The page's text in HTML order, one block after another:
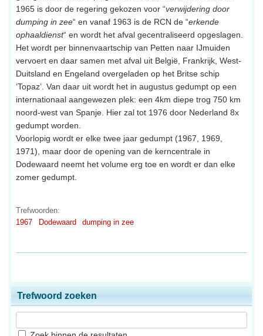
1965 is door de regering gekozen voor “verwijdering door
dumping in zee“ en vanaf 1963 is de RCN de “erkende
ophaaldienst“ en wordt het afval gecentraliseerd opgeslagen.
Het wordt per binnenvaartschip van Petten naar IJmuiden
vervoert en daar samen met afval uit België, Frankrijk, West-
Duitsland en Engeland overgeladen op het Britse schip
‘Topaz’. Van daar uit wordt het in augustus gedumpt op een
internationaal aangewezen plek: een 4km diepe trog 750 km
noord-west van Spanje. Hier zal tot 1976 door Nederland 8x
gedumpt worden.
Voorlopig wordt er elke twee jaar gedumpt (1967, 1969,
1971), maar door de opening van de kerncentrale in
Dodewaard neemt het volume erg toe en wordt er dan elke
zomer gedumpt.
Trefwoorden:
1967
Dodewaard dumping in zee
Trefwoord zoeken